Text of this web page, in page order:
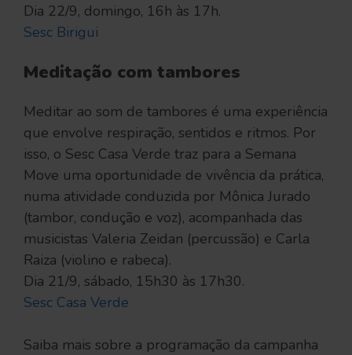
Dia 22/9, domingo, 16h às 17h.
Sesc Birigui
Meditação com tambores
Meditar ao som de tambores é uma experiência
que envolve respiração, sentidos e ritmos. Por
isso, o Sesc Casa Verde traz para a Semana
Move uma oportunidade de vivência da prática,
numa atividade conduzida por Mônica Jurado
(tambor, condução e voz), acompanhada das
musicistas Valeria Zeidan (percussão) e Carla
Raiza (violino e rabeca).
Dia 21/9, sábado, 15h30 às 17h30.
Sesc Casa Verde
Saiba mais sobre a programação da campanha